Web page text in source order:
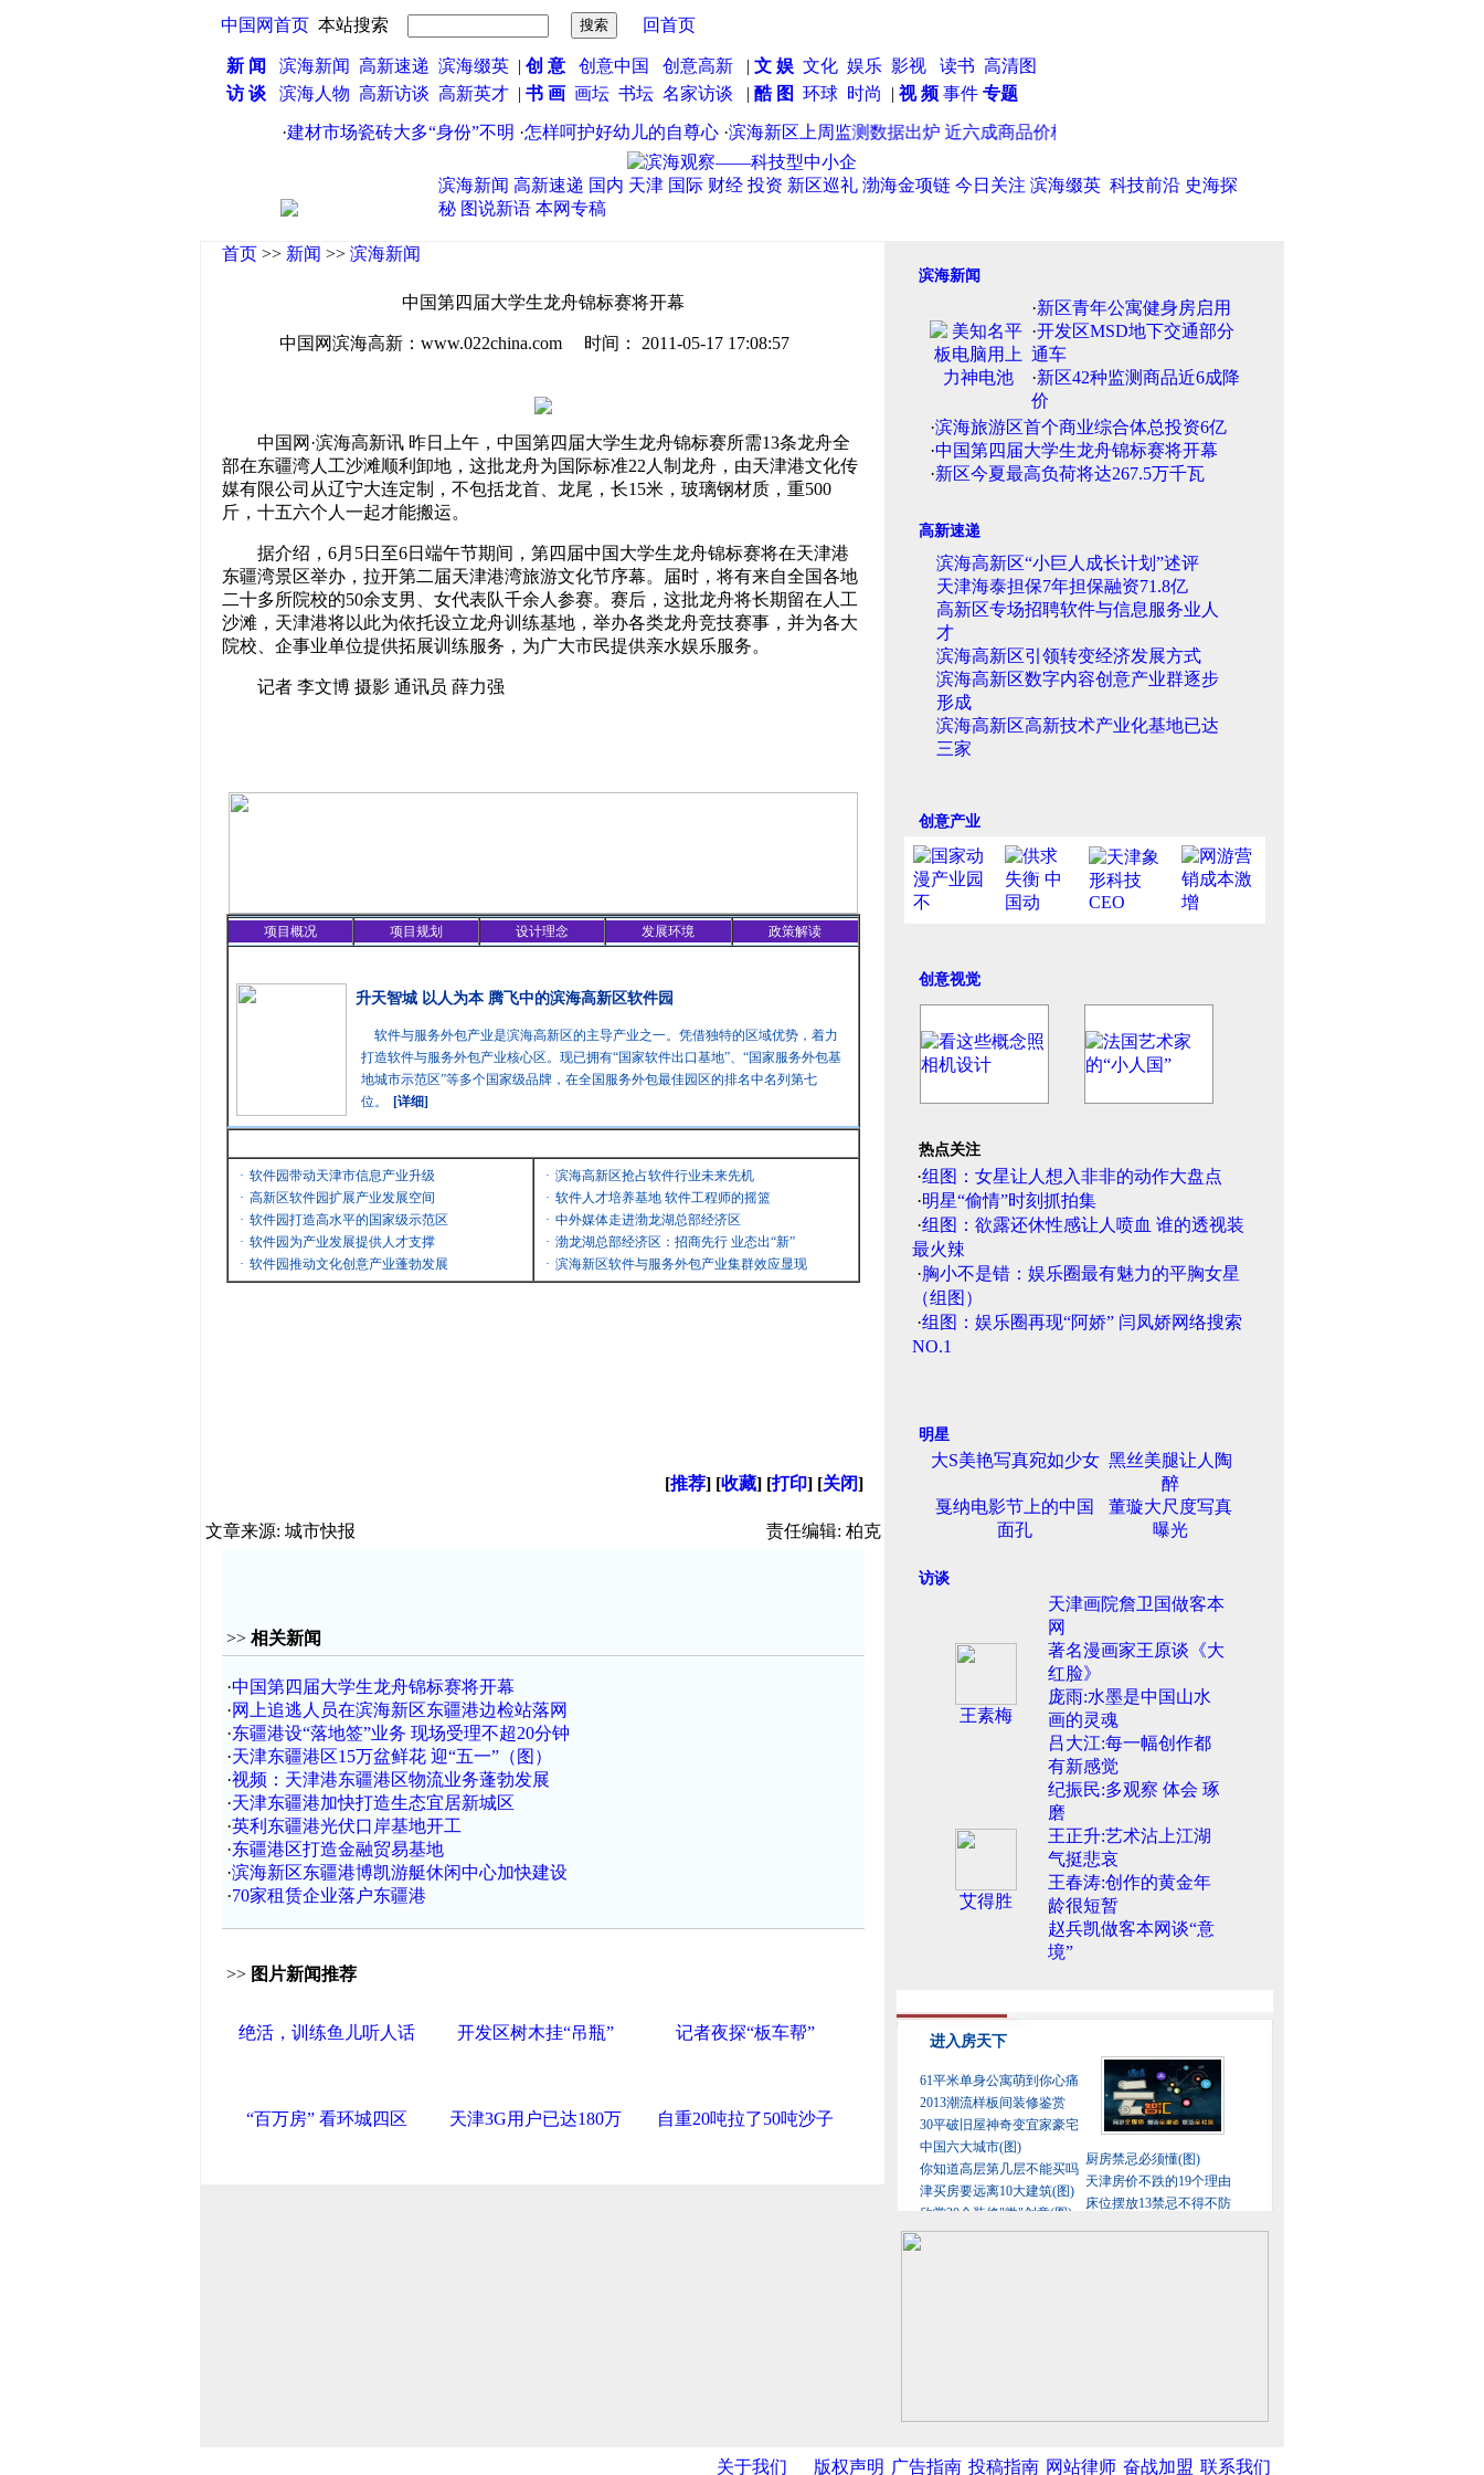
中国网首页 本站搜索 回首页
新 闻 滨海新闻 高新速递 滨海缀英| 创 意 创意中国 创意高新 | 文 娱 文化 娱乐 影视 读书 高清图
访 谈
滨海人物 高新访谈 高新英才 | 书 画 画坛 书坛 名家访谈 | 酷 图 环球 时尚 | 视 频事件 专题
建材市场瓷砖大多“身份”不明·怎样呵护好幼儿的自尊心·滨海新区上周监测数据出炉 近六成商品价格下降
滨海新闻 高新速递 国内 天津 国际 财经 投资 新区巡礼 渤海金项链 今日关注 滨海缀英 科技前沿 史海探
秘 图说新语 本网专稿
首页 >> 新闻 >> 滨海新闻
中国第四届大学生龙舟锦标赛将开幕
中国网滨海高新：www.022china.com 时间： 2011-05-17 17:08:57
中国网·滨海高新讯 昨日上午，中国第四届大学生龙舟锦标赛所需13条龙舟全
部在东疆湾人工沙滩顺利卸地，这批龙舟为国际标准22人制龙舟，由天津港文化传
媒有限公司从辽宁大连定制，不包括龙首、龙尾，长15米，玻璃钢材质，重500
斤，十五六个人一起才能搬运。
据介绍，6月5日至6日端午节期间，第四届中国大学生龙舟锦标赛将在天津港
东疆湾景区举办，拉开第二届天津港湾旅游文化节序幕。届时，将有来自全国各地
二十多所院校的50余支男、女代表队千余人参赛。赛后，这批龙舟将长期留在人工
沙滩，天津港将以此为依托设立龙舟训练基地，举办各类龙舟竞技赛事，并为各大
院校、企事业单位提供拓展训练服务，为广大市民提供亲水娱乐服务。
记者 李文博 摄影 通讯员 薛力强
项目概况 项目规划 设计理念 发展环境
政策解读
升天智城 以人为本 腾飞中的滨海高新区软件园
软件与服务外包产业是滨海高新区的主导产业之一。凭借独特的区域优势，着力
打造软件与服务外包产业核心区。现已拥有“国家软件出口基地”、“国家服务外包基
地城市示范区”等多个国家级品牌，在全国服务外包最佳园区的排名中名列第七
位。
[详细]
· 软件园带动天津市信息产业升级
· 高新区软件园扩展产业发展空间
· 软件园打造高水平的国家级示范区
· 软件园为产业发展提供人才支撑
· 软件园推动文化创意产业蓬勃发展
· 滨海高新区抢占软件行业未来先机
· 软件人才培养基地 软件工程师的摇篮
· 中外媒体走进渤龙湖总部经济区
· 渤龙湖总部经济区：招商先行 业态出“新”
· 滨海新区软件与服务外包产业集群效应显现
[推荐] [收藏] [打印] [关闭]
文章来源: 城市快报 责任编辑: 柏克
>> 相关新闻
·中国第四届大学生龙舟锦标赛将开幕
·网上追逃人员在滨海新区东疆港边检站落网
·东疆港设“落地签”业务 现场受理不超20分钟
·天津东疆港区15万盆鲜花 迎“五一”（图）
·视频：天津港东疆港区物流业务蓬勃发展
·天津东疆港加快打造生态宜居新城区
·英利东疆港光伏口岸基地开工
·东疆港区打造金融贸易基地
·滨海新区东疆港博凯游艇休闲中心加快建设
·70家租赁企业落户东疆港
>> 图片新闻推荐
绝活，训练鱼儿听人话 开发区树木挂“吊瓶” 记者夜探“板车帮”
“百万房” 看环城四区 天津3G用户已达180万 自重20吨拉了50吨沙子
滨海新闻
·新区青年公寓健身房启用
·开发区MSD地下交通部分
通车
·新区42种监测商品近6成降
价
·滨海旅游区首个商业综合体总投资6亿
·中国第四届大学生龙舟锦标赛将开幕
·新区今夏最高负荷将达267.5万千瓦
高新速递
滨海高新区“小巨人成长计划”述评
天津海泰担保7年担保融资71.8亿
高新区专场招聘软件与信息服务业人
才
滨海高新区引领转变经济发展方式
滨海高新区数字内容创意产业群逐步
形成
滨海高新区高新技术产业化基地已达
三家
创意产业
创意视觉
热点关注
·组图：女星让人想入非非的动作大盘点
·明星“偷情”时刻抓拍集
·组图：欲露还休性感让人喷血 谁的透视装
最火辣
·胸小不是错：娱乐圈最有魅力的平胸女星
（组图）
·组图：娱乐圈再现“阿娇” 闫凤娇网络搜索
NO.1
明星
大S美艳写真宛如少女 黑丝美腿让人陶
醉
戛纳电影节上的中国
面孔
董璇大尺度写真
曝光
访谈
王素梅
天津画院詹卫国做客本
网
著名漫画家王原谈《大
红脸》
庞雨:水墨是中国山水
画的灵魂
吕大江:每一幅创作都
有新感觉
艾得胜
纪振民:多观察 体会 琢
磨
王正升:艺术沾上江湖
气挺悲哀
王春涛:创作的黄金年
龄很短暂
赵兵凯做客本网谈“意
境”
关于我们 版权声明 广告指南 投稿指南 网站律师 奋战加盟 联系我们